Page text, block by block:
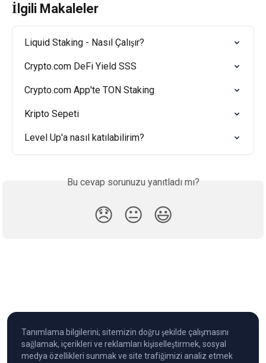
İlgili Makaleler
Liquid Staking - Nasıl Çalışır?
Crypto.com DeFi Yield SSS
Crypto.com App'te TON Staking
Kripto Sepeti
Level Up'a nasıl katılabilirim?
Bu cevap sorunuzu yanıtladı mı?
😞 😐 😃
Tanımlama bilgilerini; sitemizin doğru şekilde çalışmasını
sağlamak, içerikleri ve reklamları kişiselleştirmek, sosyal
medya özellikleri sunmak ve site trafiğimizi analiz etmek